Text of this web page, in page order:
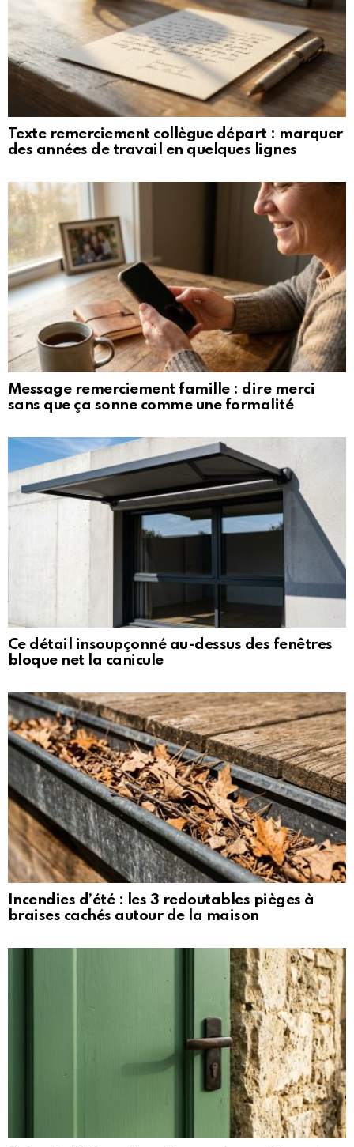
Texte remerciement collègue départ : marquer
des années de travail en quelques lignes
Message remerciement famille : dire merci
sans que ça sonne comme une formalité
Ce détail insoupçonné au-dessus des fenêtres
bloque net la canicule
Incendies d’été : les 3 redoutables pièges à
braises cachés autour de la maison